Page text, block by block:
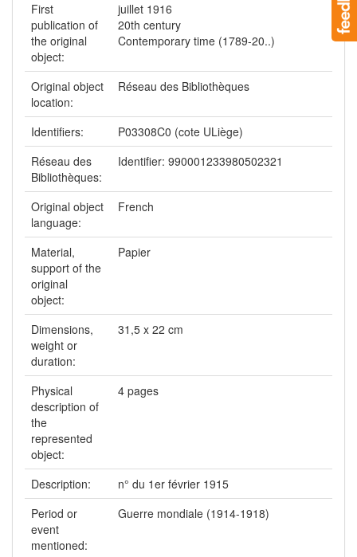
First
publication of
the original
object:
juillet 1916
20th century
Contemporary time (1789-20..)
Original object
location:
Réseau des Bibliothèques
Identifiers:
P03308C0 (cote ULiège)
Réseau des
Bibliothèques:
Identifier: 990001233980502321
Original object
language:
French
Material,
support of the
original
object:
Papier
Dimensions,
weight or
duration:
31,5 x 22 cm
Physical
description of
the
represented
object:
4 pages
Description:
n° du 1er février 1915
Period or
event
mentioned:
Guerre mondiale (1914-1918)